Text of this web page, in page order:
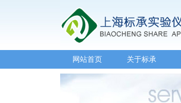
网站首页 关于标承